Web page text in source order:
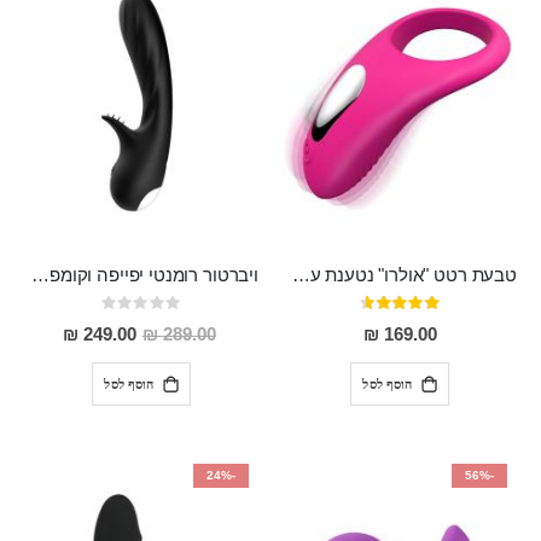
טבעת רטט "אולרו" נטענת עשויה סיליקון רפואי עם רטט חזק ומטריף חושים
דירוג:
91%
169.00 ₪
הוסף לסל
ויברטור רומנטי יפייפה וקומפקטי לגירוי חיצוני ופנימי מסיליקון רפואי עמיד למים ROMANCE
Rating:
0%
289.00 ₪
מחיר
מבצע
249.00 ₪
הוסף לסל
-56%
-24%